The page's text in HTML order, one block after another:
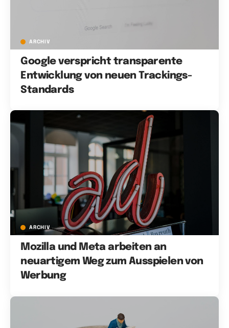
ARCHIV
Google verspricht transparente
Entwicklung von neuen Trackings-
Standards
ARCHIV
Mozilla und Meta arbeiten an
neuartigem Weg zum Ausspielen von
Werbung